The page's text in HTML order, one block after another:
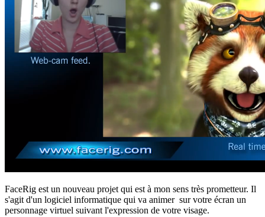
FaceRig est un nouveau projet qui est à mon sens très prometteur. Il
s'agit d'un logiciel informatique qui va animer sur votre écran un
personnage virtuel suivant l'expression de votre visage.